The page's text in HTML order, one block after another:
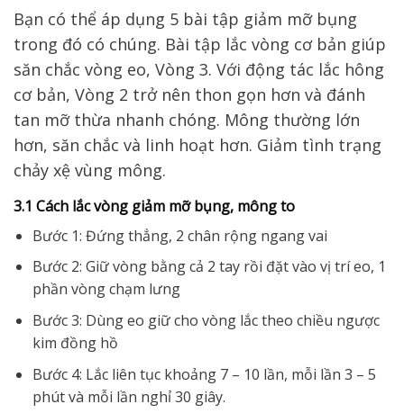
Bạn có thể áp dụng 5 bài tập giảm mỡ bụng
trong đó có chúng. Bài tập lắc vòng cơ bản giúp
săn chắc vòng eo, Vòng 3. Với động tác lắc hông
cơ bản, Vòng 2 trở nên thon gọn hơn và đánh
tan mỡ thừa nhanh chóng. Mông thường lớn
hơn, săn chắc và linh hoạt hơn. Giảm tình trạng
chảy xệ vùng mông.
3.1 Cách lắc vòng giảm mỡ bụng, mông to
Bước 1: Đứng thẳng, 2 chân rộng ngang vai
Bước 2: Giữ vòng bằng cả 2 tay rồi đặt vào vị trí eo, 1
phần vòng chạm lưng
Bước 3: Dùng eo giữ cho vòng lắc theo chiều ngược
kim đồng hồ
Bước 4: Lắc liên tục khoảng 7 – 10 lần, mỗi lần 3 – 5
phút và mỗi lần nghỉ 30 giây.